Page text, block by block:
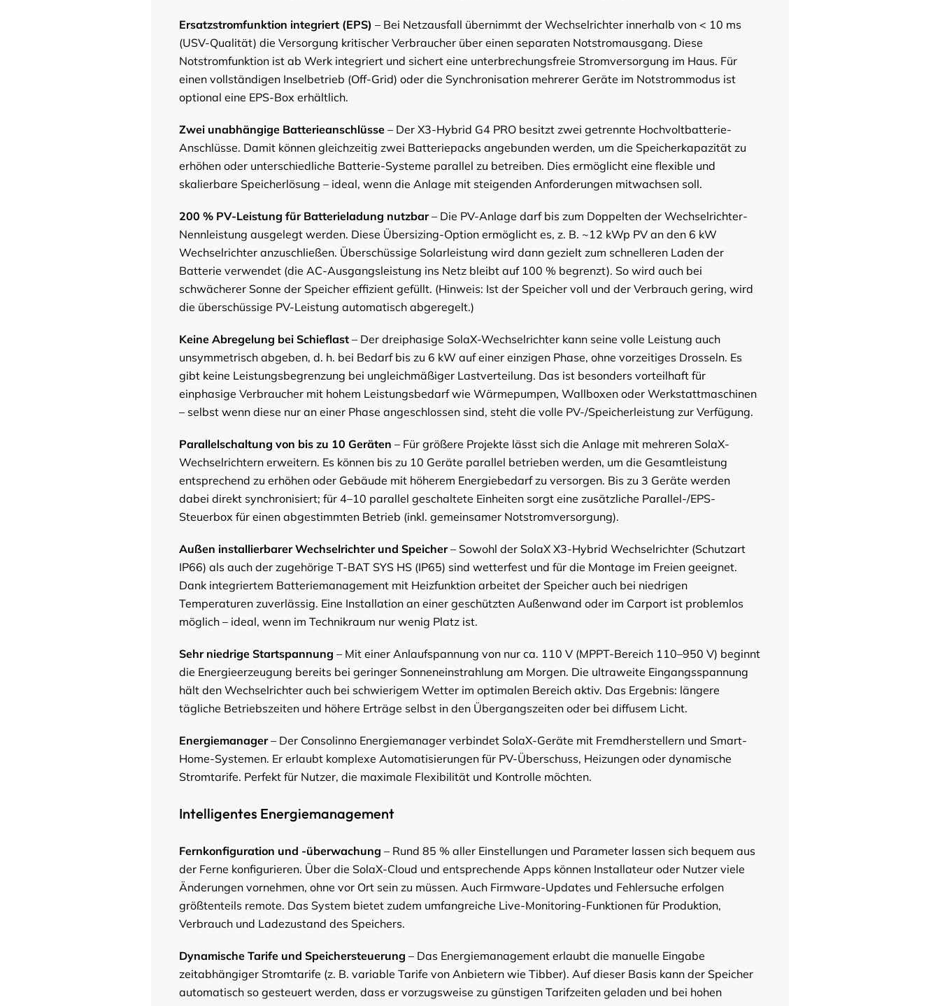
Ersatzstromfunktion integriert (EPS) – Bei Netzausfall übernimmt der Wechselrichter innerhalb von < 10 ms
(USV-Qualität) die Versorgung kritischer Verbraucher über einen separaten Notstromausgang. Diese
Notstromfunktion ist ab Werk integriert und sichert eine unterbrechungsfreie Stromversorgung im Haus. Für
einen vollständigen Inselbetrieb (Off-Grid) oder die Synchronisation mehrerer Geräte im Notstrommodus ist
optional eine EPS-Box erhältlich.
Zwei unabhängige Batterieanschlüsse – Der X3-Hybrid G4 PRO besitzt zwei getrennte Hochvoltbatterie-
Anschlüsse. Damit können gleichzeitig zwei Batteriepacks angebunden werden, um die Speicherkapazität zu
erhöhen oder unterschiedliche Batterie-Systeme parallel zu betreiben. Dies ermöglicht eine flexible und
skalierbare Speicherlösung – ideal, wenn die Anlage mit steigenden Anforderungen mitwachsen soll.
200 % PV-Leistung für Batterieladung nutzbar– Die PV-Anlage darf bis zum Doppelten der Wechselrichter-
Nennleistung ausgelegt werden. Diese Übersizing-Option ermöglicht es, z. B. ~12 kWp PV an den 6 kW
Wechselrichter anzuschließen. Überschüssige Solarleistung wird dann gezielt zum schnelleren Laden der
Batterie verwendet (die AC-Ausgangsleistung ins Netz bleibt auf 100 % begrenzt). So wird auch bei
schwächerer Sonne der Speicher effizient gefüllt. (Hinweis: Ist der Speicher voll und der Verbrauch gering, wird
die überschüssige PV-Leistung automatisch abgeregelt.)
Keine Abregelung bei Schieflast – Der dreiphasige SolaX-Wechselrichter kann seine volle Leistung auch
unsymmetrisch abgeben, d. h. bei Bedarf bis zu 6 kW auf einer einzigen Phase, ohne vorzeitiges Drosseln. Es
gibt keine Leistungsbegrenzung bei ungleichmäßiger Lastverteilung. Das ist besonders vorteilhaft für
einphasige Verbraucher mit hohem Leistungsbedarf wie Wärmepumpen, Wallboxen oder Werkstattmaschinen
– selbst wenn diese nur an einer Phase angeschlossen sind, steht die volle PV-/Speicherleistung zur Verfügung.
Parallelschaltung von bis zu 10 Geräten – Für größere Projekte lässt sich die Anlage mit mehreren SolaX-
Wechselrichtern erweitern. Es können bis zu 10 Geräte parallel betrieben werden, um die Gesamtleistung
entsprechend zu erhöhen oder Gebäude mit höherem Energiebedarf zu versorgen. Bis zu 3 Geräte werden
dabei direkt synchronisiert; für 4–10 parallel geschaltete Einheiten sorgt eine zusätzliche Parallel-/EPS-
Steuerbox für einen abgestimmten Betrieb (inkl. gemeinsamer Notstromversorgung).
Außen installierbarer Wechselrichter und Speicher– Sowohl der SolaX X3-Hybrid Wechselrichter (Schutzart
IP66) als auch der zugehörige T-BAT SYS HS (IP65) sind wetterfest und für die Montage im Freien geeignet.
Dank integriertem Batteriemanagement mit Heizfunktion arbeitet der Speicher auch bei niedrigen
Temperaturen zuverlässig. Eine Installation an einer geschützten Außenwand oder im Carport ist problemlos
möglich – ideal, wenn im Technikraum nur wenig Platz ist.
Sehr niedrige Startspannung – Mit einer Anlaufspannung von nur ca. 110 V (MPPT-Bereich 110–950 V) beginnt
die Energieerzeugung bereits bei geringer Sonneneinstrahlung am Morgen. Die ultraweite Eingangsspannung
hält den Wechselrichter auch bei schwierigem Wetter im optimalen Bereich aktiv. Das Ergebnis: längere
tägliche Betriebszeiten und höhere Erträge selbst in den Übergangszeiten oder bei diffusem Licht.
Energiemanager– Der Consolinno Energiemanager verbindet SolaX-Geräte mit Fremdherstellern und Smart-
Home-Systemen. Er erlaubt komplexe Automatisierungen für PV-Überschuss, Heizungen oder dynamische
Stromtarife. Perfekt für Nutzer, die maximale Flexibilität und Kontrolle möchten.
Intelligentes Energiemanagement
Fernkonfiguration und -überwachung – Rund 85 % aller Einstellungen und Parameter lassen sich bequem aus
der Ferne konfigurieren. Über die SolaX-Cloud und entsprechende Apps können Installateur oder Nutzer viele
Änderungen vornehmen, ohne vor Ort sein zu müssen. Auch Firmware-Updates und Fehlersuche erfolgen
größtenteils remote. Das System bietet zudem umfangreiche Live-Monitoring-Funktionen für Produktion,
Verbrauch und Ladezustand des Speichers.
Dynamische Tarife und Speichersteuerung – Das Energiemanagement erlaubt die manuelle Eingabe
zeitabhängiger Stromtarife (z. B. variable Tarife von Anbietern wie Tibber). Auf dieser Basis kann der Speicher
automatisch so gesteuert werden, dass er vorzugsweise zu günstigen Tarifzeiten geladen und bei hohen